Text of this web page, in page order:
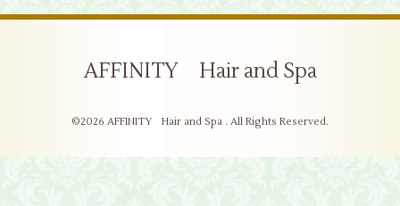
AFFINITY Hair and Spa
©2026 AFFINITY Hair and Spa . All Rights Reserved.